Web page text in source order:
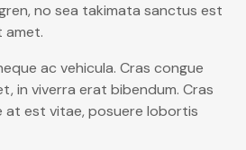
no sea takimata sanctus est
amet.
ac vehicula. Cras congue
in viverra erat bibendum. Cras
at est vitae, posuere lobortis